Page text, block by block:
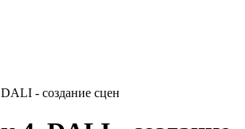
- создание сцен